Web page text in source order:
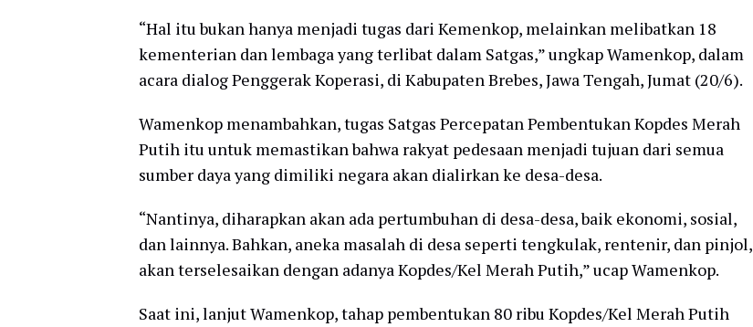
“Hal itu bukan hanya menjadi tugas dari Kemenkop, melainkan melibatkan 18
kementerian dan lembaga yang terlibat dalam Satgas,” ungkap Wamenkop, dalam
acara dialog Penggerak Koperasi, di Kabupaten Brebes, Jawa Tengah, Jumat (20/6).
Wamenkop menambahkan, tugas Satgas Percepatan Pembentukan Kopdes Merah
Putih itu untuk memastikan bahwa rakyat pedesaan menjadi tujuan dari semua
sumber daya yang dimiliki negara akan dialirkan ke desa-desa.
“Nantinya, diharapkan akan ada pertumbuhan di desa-desa, baik ekonomi, sosial,
dan lainnya. Bahkan, aneka masalah di desa seperti tengkulak, rentenir, dan pinjol,
akan terselesaikan dengan adanya Kopdes/Kel Merah Putih,” ucap Wamenkop.
Saat ini, lanjut Wamenkop, tahap pembentukan 80 ribu Kopdes/Kel Merah Putih